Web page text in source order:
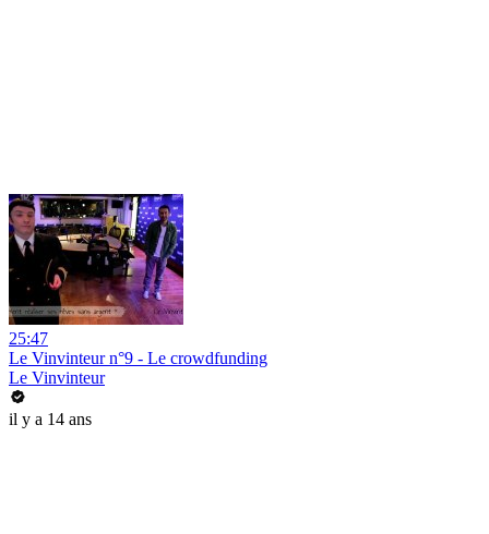
25:47
Le Vinvinteur n°9 - Le crowdfunding
Le Vinvinteur
il y a 14 ans